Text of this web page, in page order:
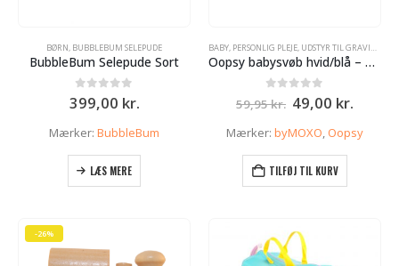
BØRN, BUBBLEBUM SELEPUDE
BubbleBum Selepude Sort
0ud af 5
399,00 kr.
Mærker: BubbleBum
LÆS MERE
BABY, PERSONLIG PLEJE, UDSTYR TIL GRAVIDE OG NYBAGTE MØDRE
Oopsy babysvøb hvid/blå – bomuld
ud af 5
59,95kr. Den
oprindelige
pris
59,95 kr..
49,00 kr.Den
pris
er:
Mærker: byMOXO, Oopsy
TILFØJ TIL KURV
-26%